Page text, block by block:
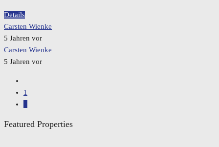
Details
Carsten Wienke
5 Jahren vor
Carsten Wienke
5 Jahren vor
1
Featured Properties